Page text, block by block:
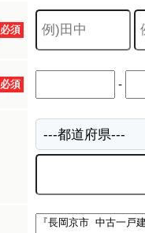
必須
必須 -